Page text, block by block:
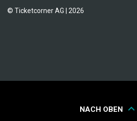
© Ticketcorner AG | 2026
NACH OBEN